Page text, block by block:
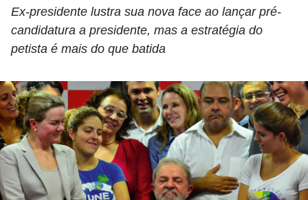
Ex-presidente lustra sua nova face ao lançar pré-
candidatura a presidente, mas a estratégia do
petista é mais do que batida